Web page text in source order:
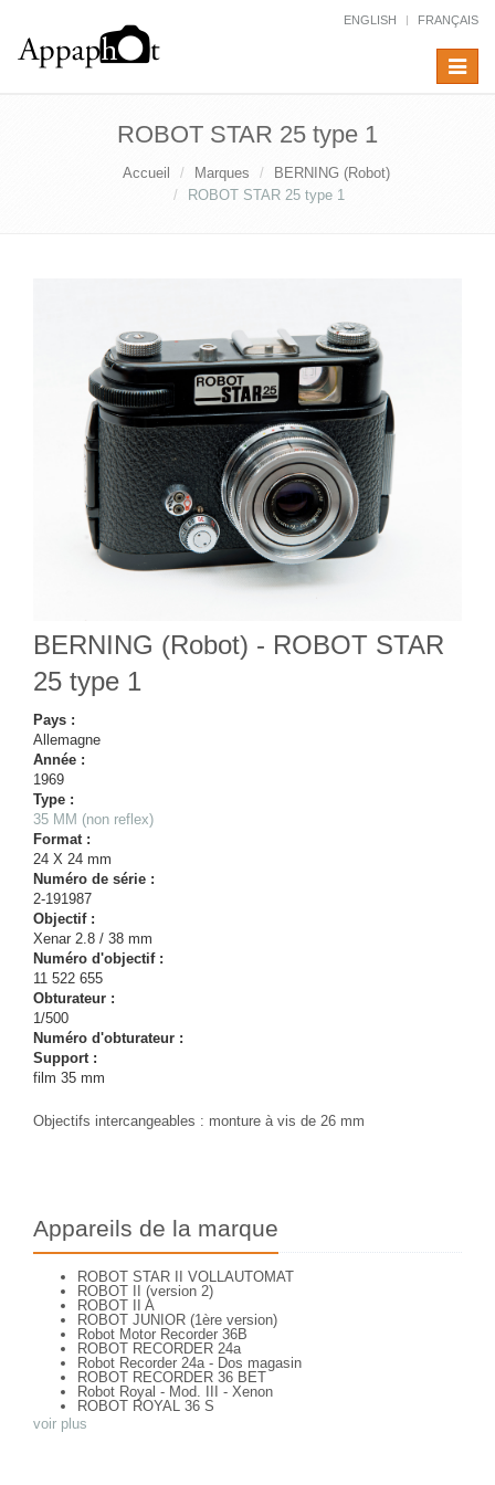
ENGLISH FRANÇAIS
Toggle
ROBOT STAR 25 type 1
Accueil Marques
BERNING (Robot)
ROBOT STAR 25 type 1
BERNING (Robot) - ROBOT STAR
25 type 1
Pays :
Allemagne
Année :
1969
Type :
35 MM (non reflex)
Format :
24 X 24 mm
Numéro de série :
2-191987
Objectif :
Xenar 2.8 / 38 mm
Numéro d'objectif :
11 522 655
Obturateur :
1/500
Numéro d'obturateur :
Support :
film 35 mm
Objectifs intercangeables : monture à vis de 26 mm
Appareils de la marque
ROBOT STAR II VOLLAUTOMAT
ROBOT II (version 2)
ROBOT II A
ROBOT JUNIOR (1ère version)
Robot Motor Recorder 36B
ROBOT RECORDER 24a
Robot Recorder 24a - Dos magasin
ROBOT RECORDER 36 BET
Robot Royal - Mod. III - Xenon
ROBOT ROYAL 36 S
ROBOT ROYAL Mod. III - Xenar
voir plus